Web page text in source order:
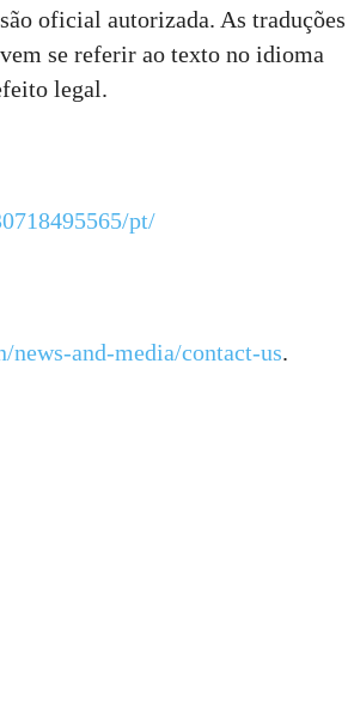
oficial autorizada. As traduções
se referir ao texto no idioma
legal.
pt/
news-and-media/contact-us.